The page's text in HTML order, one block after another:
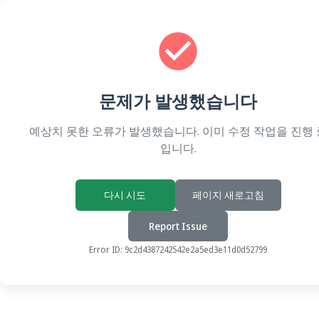
문제가 발생했습니다
예상치 못한 오류가 발생했습니다. 이미 수정 작업을 진행
입니다.
다시 시도 페이지 새로고침
Report Issue
Error ID: 9c2d4387242542e2a5ed3e11d0d52799